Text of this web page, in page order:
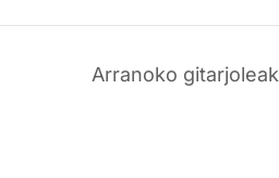
Arranoko gitarjoleak